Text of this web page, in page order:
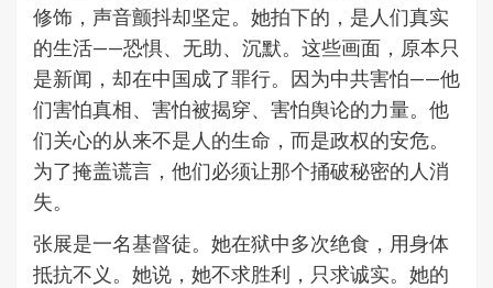
修饰，声音颤抖却坚定。她拍下的，是人们真实
的生活——恐惧、无助、沉默。这些画面，原本只
是新闻，却在中国成了罪行。因为中共害怕——他
们害怕真相、害怕被揭穿、害怕舆论的力量。他
们关心的从来不是人的生命，而是政权的安危。
为了掩盖谎言，他们必须让那个捅破秘密的人消
失。
张展是一名基督徒。她在狱中多次绝食，用身体
抵抗不义。她说，她不求胜利，只求诚实。她的